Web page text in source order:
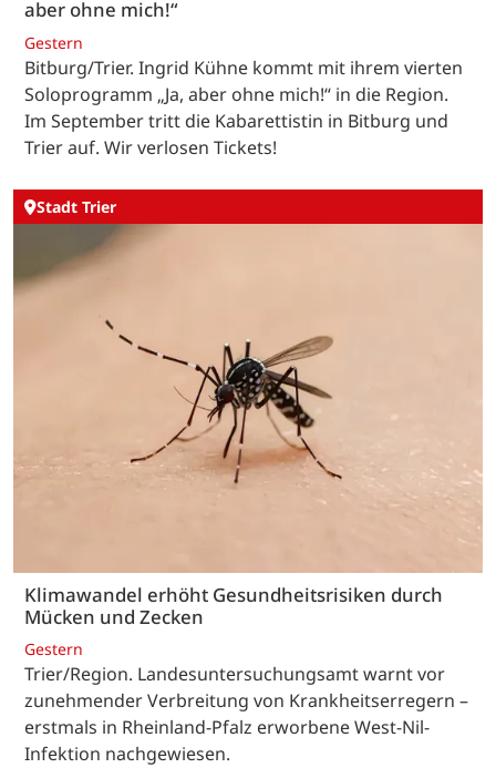
aber ohne mich!“
Gestern
Bitburg/Trier. Ingrid Kühne kommt mit ihrem vierten
Soloprogramm „Ja, aber ohne mich!“ in die Region.
Im September tritt die Kabarettistin in Bitburg und
Trier auf. Wir verlosen Tickets!
Stadt Trier
Klimawandel erhöht Gesundheitsrisiken durch
Mücken und Zecken
Gestern
Trier/Region. Landesuntersuchungsamt warnt vor
zunehmender Verbreitung von Krankheitserregern –
erstmals in Rheinland-Pfalz erworbene West-Nil-
Infektion nachgewiesen.